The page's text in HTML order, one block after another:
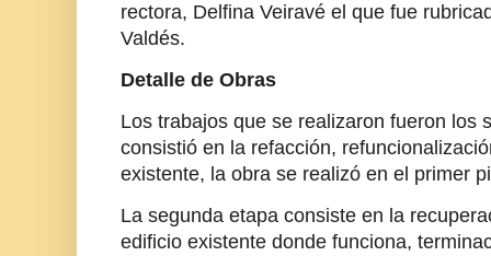
rectora, Delfina Veiravé el que fue
Valdés.
Detalle de Obras
Los trabajos que se realizaron fueron los
consistió en la refacción,
existente, la obra se realizó en el primer
La segunda etapa consiste en la
edificio existente donde funciona,